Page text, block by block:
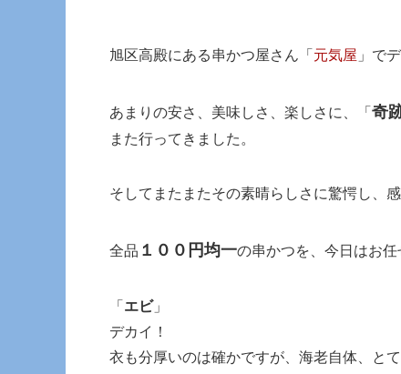
旭区高殿にある串かつ屋さん「 元気屋 」で
あまりの安さ、美味しさ、楽しさに、「 奇
また行ってきました。
そしてまたまたその素晴らしさに驚愕し、
全品 １００円均一の串かつを、今日はお任
「 エビ」
デカイ！
衣も分厚いのは確かですが、海老自体、と